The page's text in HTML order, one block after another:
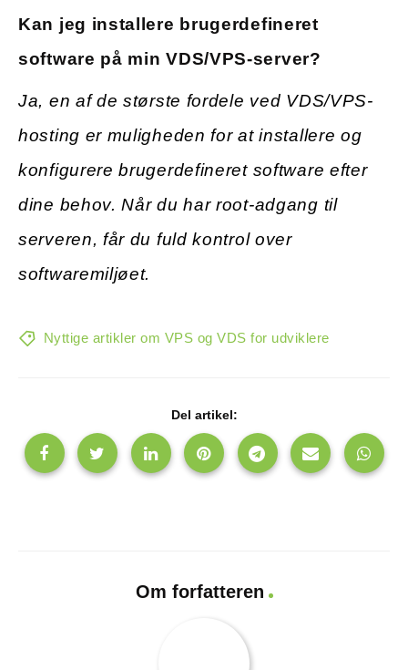
Kan jeg installere brugerdefineret
software på min VDS/VPS-server?
Ja, en af de største fordele ved VDS/VPS-
hosting er muligheden for at installere og
konfigurere brugerdefineret software efter
dine behov. Når du har root-adgang til
serveren, får du fuld kontrol over
softwaremiljøet.
Nyttige artikler om VPS og VDS for udviklere
Del artikel:
Om forfatteren